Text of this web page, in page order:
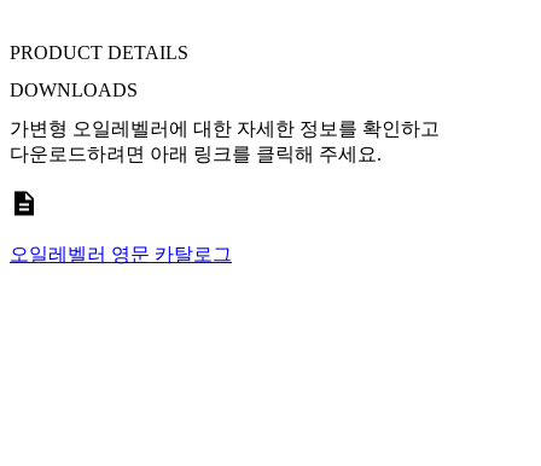
PRODUCT DETAILS
DOWNLOADS
가변형 오일레벨러에 대한 자세한 정보를 확인하고
다운로드하려면 아래 링크를 클릭해 주세요.
오일레벨러 영문 카탈로그